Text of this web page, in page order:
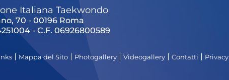
Photogallery
Italiana Taekwondo
70 - 00196 Roma
- C.F. 06926800589
Mappa del Sito Photogallery Videogallery Contatti